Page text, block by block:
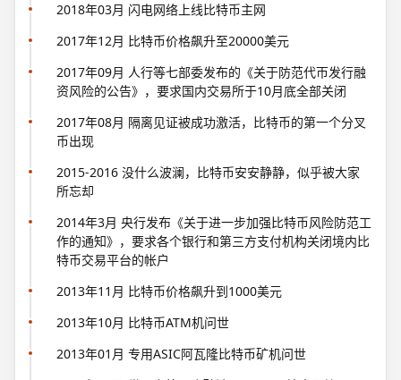
2018年03月 闪电网络上线比特币主网
2017年12月 比特币价格飙升至20000美元
2017年09月 人行等七部委发布的《关于防范代帀发行融
资风险的公告》，要求国内交易所于10月底全部关闭
2017年08月 隔离见证被成功激活，比特币的第一个分叉
币出现
2015-2016 没什么波澜，比特币安安静静，似乎被大家
所忘却
2014年3月 央行发布《关于进一步加强比特币风险防范工
作的通知》，要求各个银行和第三方支付机构关闭境内比
特币交易平台的帐户
2013年11月 比特币价格飙升到1000美元
2013年10月 比特币ATM机问世
2013年01月 专用ASIC阿瓦隆比特币矿机问世